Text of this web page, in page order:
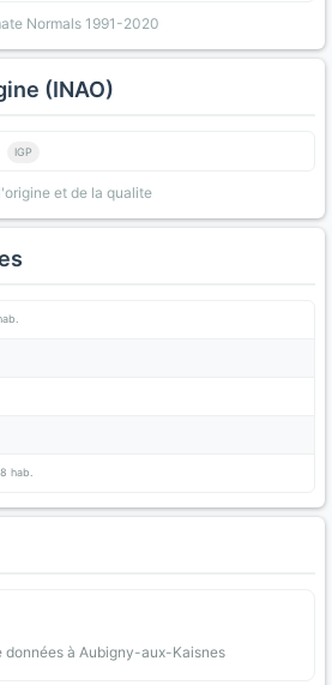
Normals 1991-2020
(INAO)
IGP
et de la qualite
hab.
données à Aubigny-aux-Kaisnes